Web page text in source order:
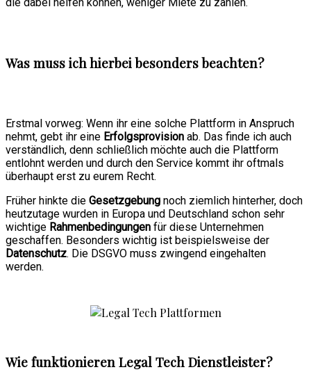
Was muss ich hierbei besonders beachten?
Erstmal vorweg: Wenn ihr eine solche Plattform in Anspruch
nehmt, gebt ihr eine Erfolgsprovision ab. Das finde ich auch
verständlich, denn schließlich möchte auch die Plattform
entlohnt werden und durch den Service kommt ihr oftmals
überhaupt erst zu eurem Recht.
Früher hinkte die Gesetzgebung noch ziemlich hinterher, doch
heutzutage wurden in Europa und Deutschland schon sehr
wichtige Rahmenbedingungen für diese Unternehmen
geschaffen. Besonders wichtig ist beispielsweise der
Datenschutz. Die DSGVO muss zwingend eingehalten
werden.
Wie funktionieren Legal Tech Dienstleister?